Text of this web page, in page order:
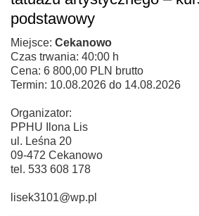
podstawowy
Miejsce: Cekanowo
Czas trwania: 40:00 h
Cena: 6 800,00 PLN brutto
Termin: 10.08.2026 do 14.08.2026
Organizator:
PPHU Ilona Lis
ul. Leśna 20
09-472 Cekanowo
tel. 533 608 178
lisek3101@wp.pl